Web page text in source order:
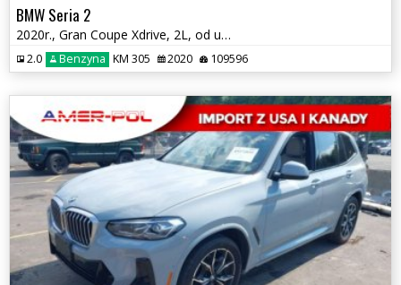
BMW Seria 2
2020r., Gran Coupe Xdrive, 2L, od ubezpieczalni
2.0 Benzyna KM 305 2020 109596